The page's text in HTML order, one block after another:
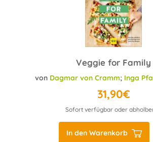
Veggie for Family
von Dagmar von Cramm; Inga
31,90€
Sofort verfügbar oder
In den Warenkorb